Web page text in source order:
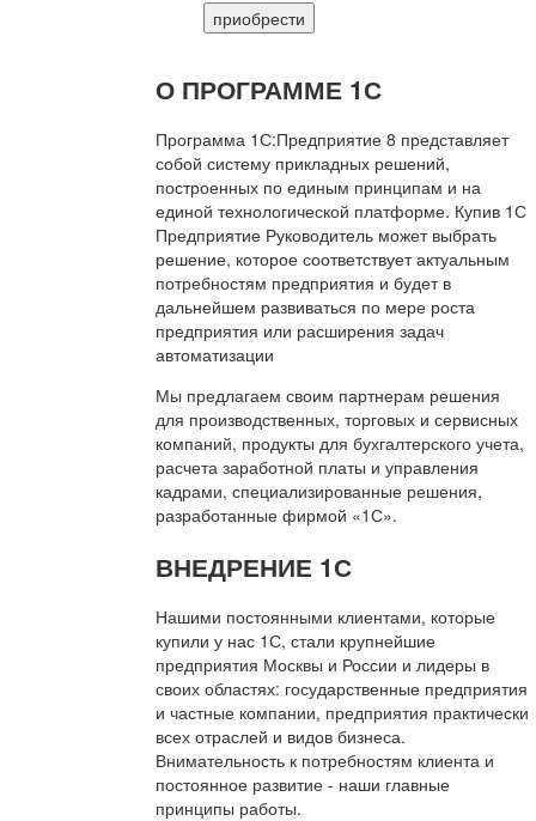
приобрести
О ПРОГРАММЕ 1С
Программа 1С:Предприятие 8 представляет
собой систему прикладных решений,
построенных по единым принципам и на
единой технологической платформе. Купив 1С
Предприятие Руководитель может выбрать
решение, которое соответствует актуальным
потребностям предприятия и будет в
дальнейшем развиваться по мере роста
предприятия или расширения задач
автоматизации
Мы предлагаем своим партнерам решения
для производственных, торговых и сервисных
компаний, продукты для бухгалтерского учета,
расчета заработной платы и управления
кадрами, специализированные решения,
разработанные фирмой «1С».
ВНЕДРЕНИЕ 1С
Нашими постоянными клиентами, которые
купили у нас 1С, стали крупнейшие
предприятия Москвы и России и лидеры в
своих областях: государственные предприятия
и частные компании, предприятия практически
всех отраслей и видов бизнеса.
Внимательность к потребностям клиента и
постоянное развитие - наши главные
принципы работы.